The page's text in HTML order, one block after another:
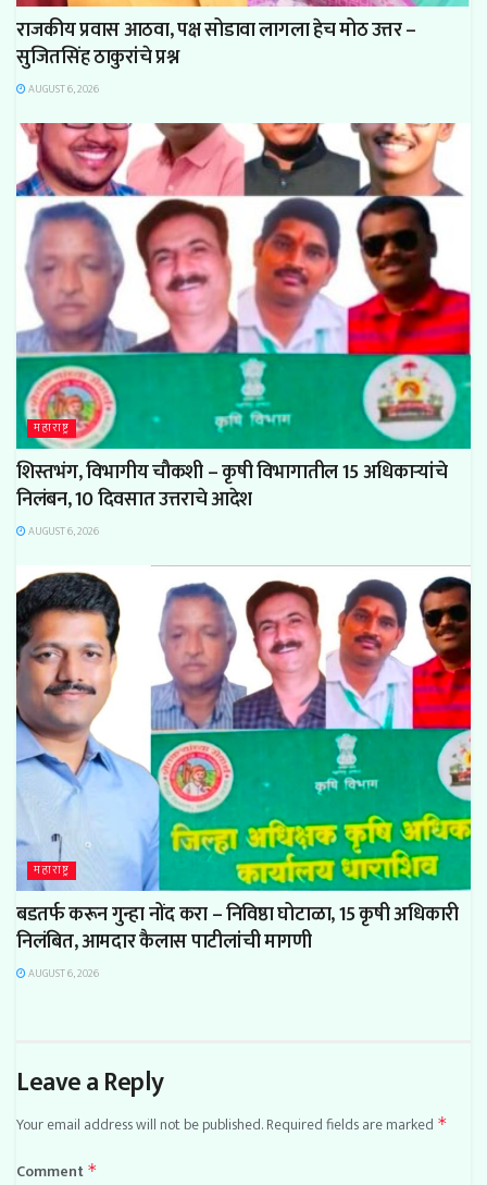
राजकीय प्रवास आठवा, पक्ष सोडावा लागला हेच मोठ उत्तर –
सुजितसिंह ठाकुरांचे प्रश्न
AUGUST 6, 2026
महाराष्ट्र
शिस्तभंग, विभागीय चौकशी – कृषी विभागातील 15 अधिकाऱ्यांचे
निलंबन, 10 दिवसात उत्तराचे आदेश
AUGUST 6, 2026
महाराष्ट्र
बडतर्फ करून गुन्हा नोंद करा – निविष्ठा घोटाळा, 15 कृषी अधिकारी
निलंबित, आमदार कैलास पाटीलांची मागणी
AUGUST 6, 2026
Leave a Reply
Your email address will not be published.Required fields are marked *
Comment *